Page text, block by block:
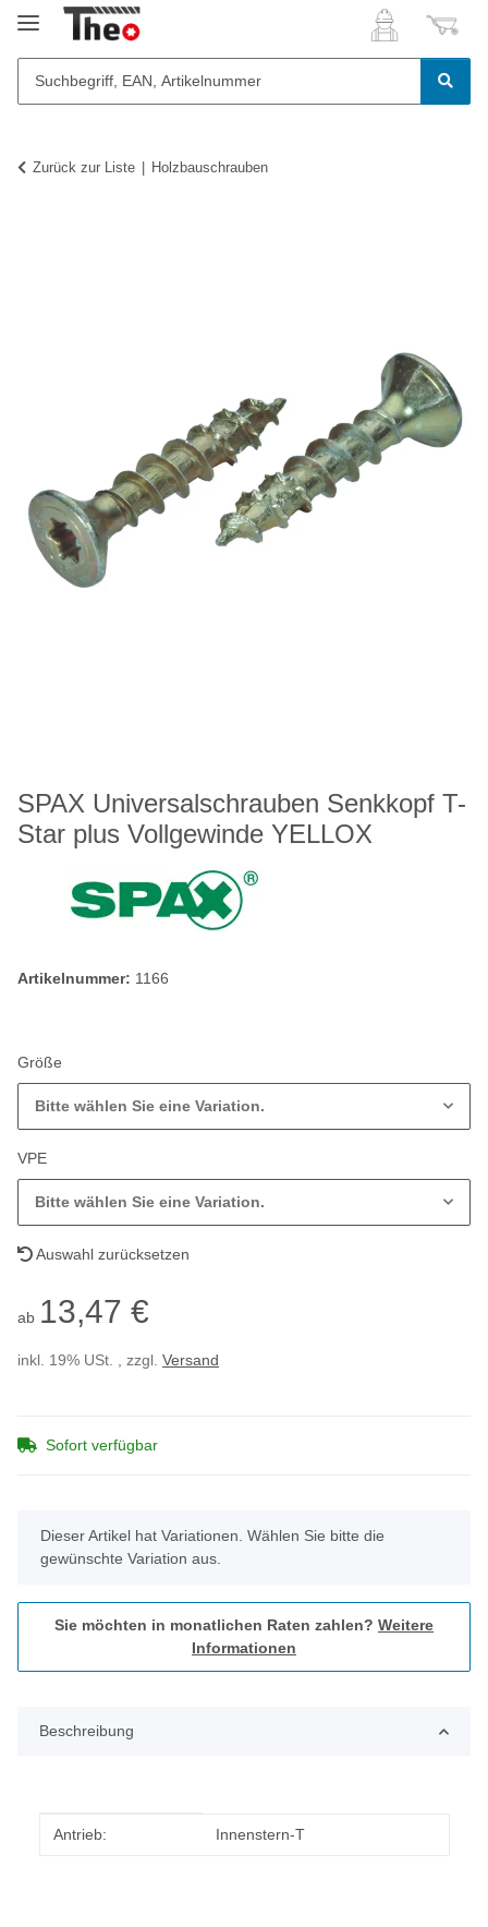
Zurück zur Liste Holzbauschrauben
SPAX Universalschrauben Senkkopf T-
Star plus Vollgewinde YELLOX
Artikelnummer: 1166
Größe
Bitte wählen Sie eine Variation.
VPE
Bitte wählen Sie eine Variation.
Auswahl zurücksetzen
ab 13,47 €
inkl. 19% USt. , zzgl. Versand
Sofort verfügbar
x
Dieser Artikel hat Variationen. Wählen Sie bitte die
gewünschte Variation aus.
Sie möchten in monatlichen Raten zahlen? Weitere
Informationen
Beschreibung
Produkteigenschaft
Wert
Antrieb: Innenstern-T